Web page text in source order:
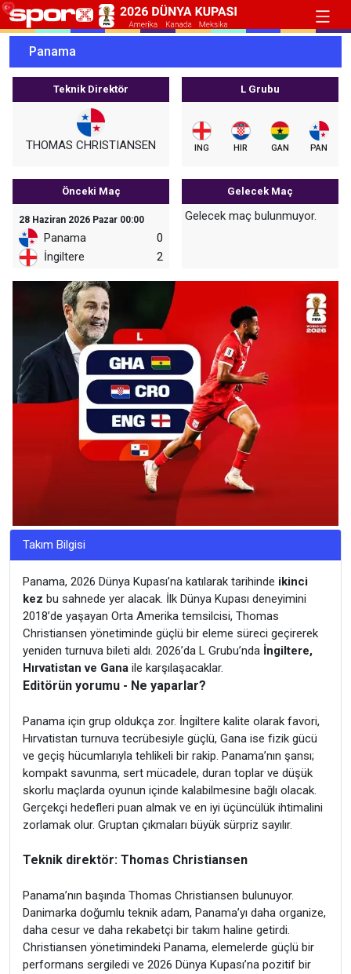
Panama
Teknik Direktör
THOMAS CHRISTIANSEN
L Grubu
ING HIR GAN PAN
Önceki Maç
28 Haziran 2026 Pazar 00:00
Panama
İngiltere
0
2
Gelecek Maç
Gelecek maç bulunmuyor.
Takım Bilgisi
Panama, 2026 Dünya Kupası’na katılarak tarihinde ikinci
kez bu sahnede yer alacak. İlk Dünya Kupası deneyimini
2018’de yaşayan Orta Amerika temsilcisi, Thomas
Christiansen yönetiminde güçlü bir eleme süreci geçirerek
yeniden turnuva bileti aldı. 2026’da L Grubu’nda İngiltere,
Hırvatistan ve Gana ile karşılaşacaklar.
Editörün yorumu - Ne yaparlar?
Panama için grup oldukça zor. İngiltere kalite olarak favori,
Hırvatistan turnuva tecrübesiyle güçlü, Gana ise fizik gücü
ve geçiş hücumlarıyla tehlikeli bir rakip. Panama’nın şansı;
kompakt savunma, sert mücadele, duran toplar ve düşük
skorlu maçlarda oyunun içinde kalabilmesine bağlı olacak.
Gerçekçi hedefleri puan almak ve en iyi üçüncülük ihtimalini
zorlamak olur. Gruptan çıkmaları büyük sürpriz sayılır.
Teknik direktör: Thomas Christiansen
Panama’nın başında Thomas Christiansen bulunuyor.
Danimarka doğumlu teknik adam, Panama’yı daha organize,
daha cesur ve daha rekabetçi bir takım haline getirdi.
Christiansen yönetimindeki Panama, elemelerde güçlü bir
performans sergiledi ve 2026 Dünya Kupası’na pozitif bir